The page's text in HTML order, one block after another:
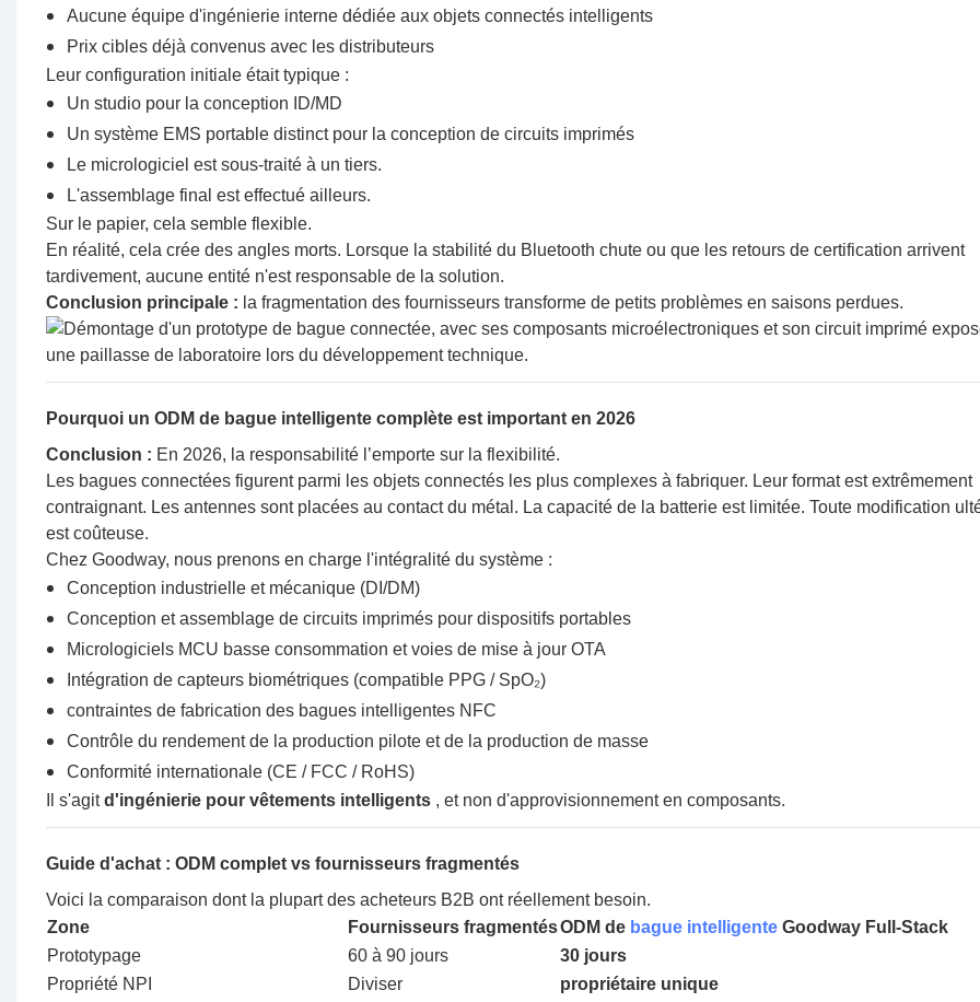
Aucune équipe d'ingénierie interne dédiée aux objets connectés intelligents
Prix ​​cibles déjà convenus avec les distributeurs
Leur configuration initiale était typique :
Un studio pour la conception ID/MD
Un système EMS portable distinct pour la conception de circuits imprimés
Le micrologiciel est sous-traité à un tiers.
L'assemblage final est effectué ailleurs.
Sur le papier, cela semble flexible.
En réalité, cela crée des angles morts. Lorsque la stabilité du Bluetooth chute ou que les retours de certification arrivent
tardivement, aucune entité n'est responsable de la solution.
Conclusion principale : la fragmentation des fournisseurs transforme de petits problèmes en saisons perdues.
Pourquoi un ODM de bague intelligente complète est important en 2026
Conclusion : En 2026, la responsabilité l’emporte sur la flexibilité.
Les bagues connectées figurent parmi les objets connectés les plus complexes à fabriquer. Leur format est extrêmement
contraignant. Les antennes sont placées au contact du métal. La capacité de la batterie est limitée. Toute modification
est coûteuse.
Chez Goodway, nous prenons en charge l'intégralité du système :
Conception industrielle et mécanique (DI/DM)
Conception et assemblage de circuits imprimés pour dispositifs portables
Micrologiciels MCU basse consommation et voies de mise à jour OTA
Intégration de capteurs biométriques (compatible PPG / SpO₂)
contraintes de fabrication des bagues intelligentes NFC
Contrôle du rendement de la production pilote et de la production de masse
Conformité internationale (CE / FCC / RoHS)
Il s'agitd'ingénierie pour vêtements intelligents, et non d'approvisionnement en composants.
Guide d'achat : ODM complet vs fournisseurs fragmentés
Voici la comparaison dont la plupart des acheteurs B2B ont réellement besoin.
Zone
Fournisseurs fragmentésODM de bague intelligenteGoodway Full-Stack
Prototypage
60 à 90 jours
30 jours
Propriété NPI
Diviser
propriétaire unique